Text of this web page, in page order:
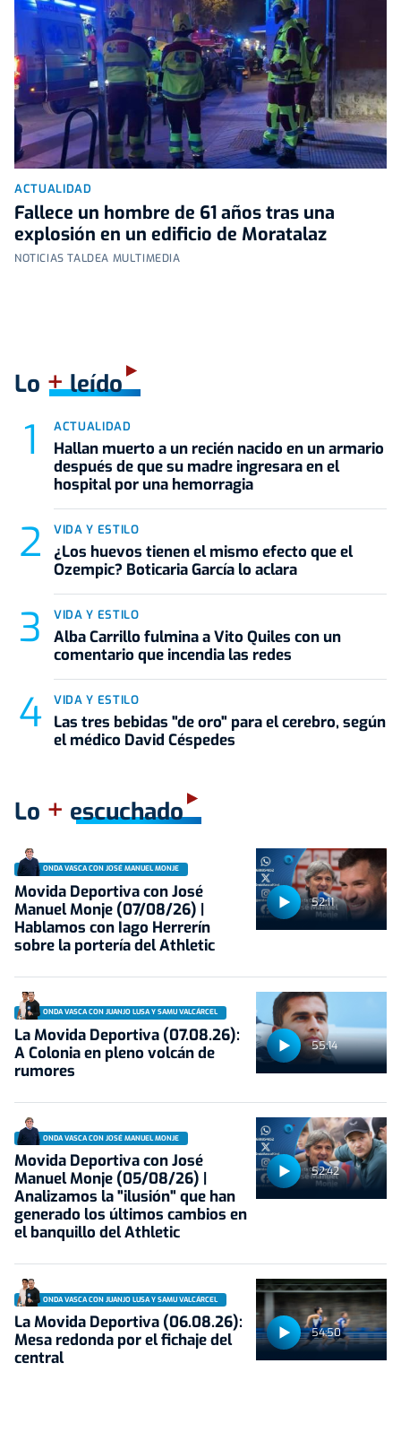
ACTUALIDAD
Fallece un hombre de 61 años tras una
explosión en un edificio de Moratalaz
NOTICIAS TALDEA MULTIMEDIA
Lo +leído
ACTUALIDAD
Hallan muerto a un recién nacido en un armario
después de que su madre ingresara en el
hospital por una hemorragia
VIDA Y ESTILO
¿Los huevos tienen el mismo efecto que el
Ozempic? Boticaria García lo aclara
VIDA Y ESTILO
Alba Carrillo fulmina a Vito Quiles con un
comentario que incendia las redes
VIDA Y ESTILO
Las tres bebidas "de oro" para el cerebro, según
el médico David Céspedes
Lo + escuchado
52:11
ONDA VASCA CON JOSÉ MANUEL MONJE
Movida Deportiva con José
Manuel Monje (07/08/26) |
Hablamos con Iago Herrerín
sobre la portería del Athletic
55:14
ONDA VASCA CON JUANJO LUSA Y SAMU VALCÁRCEL
La Movida Deportiva (07.08.26):
A Colonia en pleno volcán de
rumores
52:42
ONDA VASCA CON JOSÉ MANUEL MONJE
Movida Deportiva con José
Manuel Monje (05/08/26) |
Analizamos la "ilusión" que han
generado los últimos cambios en
el banquillo del Athletic
54:50
ONDA VASCA CON JUANJO LUSA Y SAMU VALCÁRCEL
La Movida Deportiva (06.08.26):
Mesa redonda por el fichaje del
central